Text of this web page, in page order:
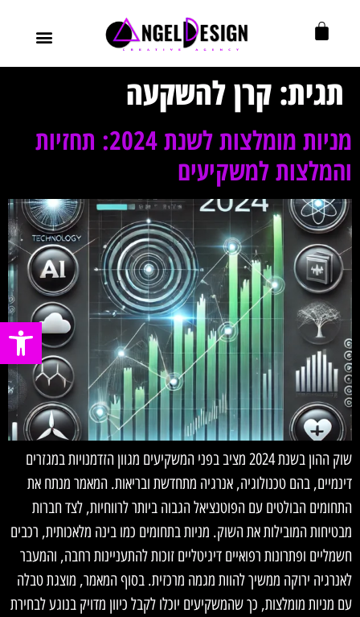
פתח
תגית: קרן להשקעה
מניות מומלצות לשנת 2024: תחזיות
והמלצות למשקיעים
שוק ההון בשנת 2024 מציב בפני המשקיעים מגוון הזדמנויות במגזרים
דינמיים, בהם טכנולוגיה, אנרגיה מתחדשת ובריאות. המאמר מנתח את
התחומים הבולטים עם הפוטנציאל הגבוה ביותר לרווחיות, לצד חברות
מבטיחות המובילות את השוק. מניות בתחומים כמו בינה מלאכותית, רכבים
חשמליים ופתרונות רפואיים דיגיטליים זוכות להתעניינות רחבה, והמעבר
לאנרגיה ירוקה ממשיך להוות מגמה מרכזית. בסוף המאמר, מוצגת טבלה
עם מניות מומלצות, כך שהמשקיעים יוכלו לקבל כיוון מדויק בנוגע לבחירת